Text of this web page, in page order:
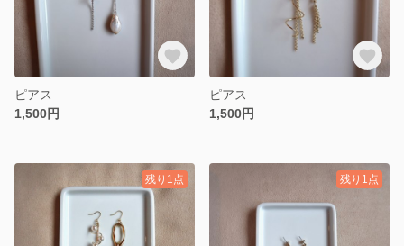
ピアス
1,500円
ピアス
1,500円
残り1点 残り1点